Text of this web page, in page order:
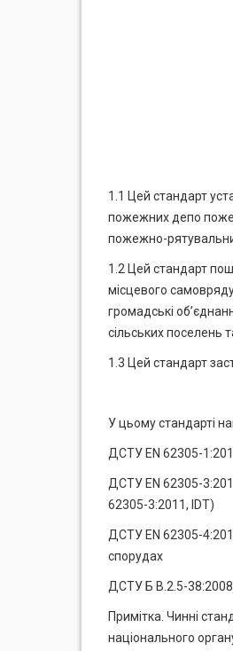
1.1 Цей стандарт
пожежних депо
пожежно-
1.2 Цей стандарт
місцевого
громадські
сільських поселень
1.3 Цей стандарт
У цьому стандарті
ДСТУ EN 62305-
ДСТУ EN 62305-
62305-3:2011, IDT)
ДСТУ EN 62305-
спорудах
ДСТУ Б В.2.5-38:2008
Примітка. Чинні
національного